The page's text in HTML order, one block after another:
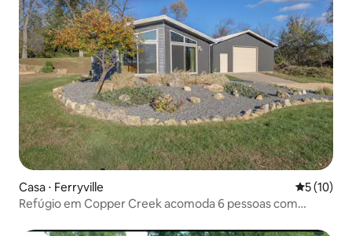
Casa ⋅ Ferryville 5 de uma
5 (10)
Refúgio em Copper Creek acomoda 6 pessoas com